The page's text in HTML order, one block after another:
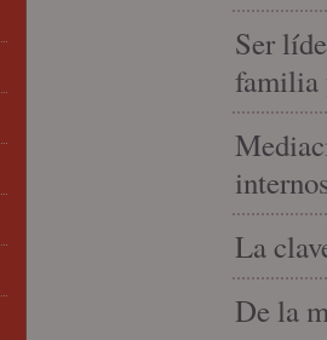
Ser
familia
La
De la